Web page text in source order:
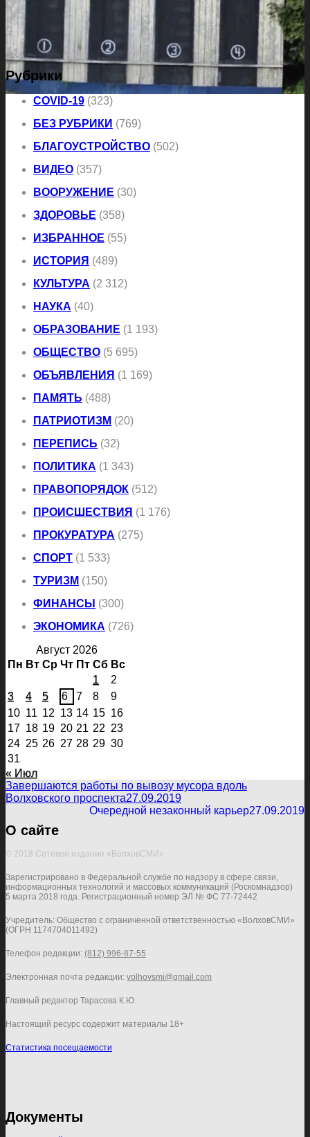
Рубрики
COVID-19 (323)
БЕЗ РУБРИКИ (769)
БЛАГОУСТРОЙСТВО (502)
ВИДЕО (357)
ВООРУЖЕНИЕ (30)
ЗДОРОВЬЕ (358)
ИЗБРАННОЕ (55)
ИСТОРИЯ (489)
КУЛЬТУРА (2 312)
НАУКА (40)
ОБРАЗОВАНИЕ (1 193)
ОБЩЕСТВО (5 695)
ОБЪЯВЛЕНИЯ (1 169)
ПАМЯТЬ (488)
ПАТРИОТИЗМ (20)
ПЕРЕПИСЬ (32)
ПОЛИТИКА (1 343)
ПРАВОПОРЯДОК (512)
ПРОИСШЕСТВИЯ (1 176)
ПРОКУРАТУРА (275)
СПОРТ (1 533)
ТУРИЗМ (150)
ФИНАНСЫ (300)
ЭКОНОМИКА (726)
Август 2026
Пн Вт Ср Чт Пт Сб Вс
1
2
3
4 5 6 7 8
9
10 11 12 13 14 15 16
17 18 19 20 21 22 23
24 25 26 27 28 29 30
31
« Июл
Завершаются работы по вывозу мусора вдоль
Волховского проспекта27.09.2019
Очередной незаконный карьер27.09.2019
О сайте
© 2018 Сетевое издание «ВолховСМИ»
Зарегистрировано в Федеральной службе по надзору в сфере связи,
информационных технологий и массовых коммуникаций (Роскомнадзор)
5 марта 2018 года. Регистрационный номер ЭЛ № ФС 77-72442
Учредитель: Общество с ограниченной ответственностью «ВолховСМИ»
(ОГРН 1174704011492)
Телефон редакции: (812) 996-87-55
Электронная почта редакции: volhovsmi@gmail.com
Главный редактор Тарасова К.Ю.
Настоящий ресурс содержит материалы 18+
Статистика посещаемости
Документы